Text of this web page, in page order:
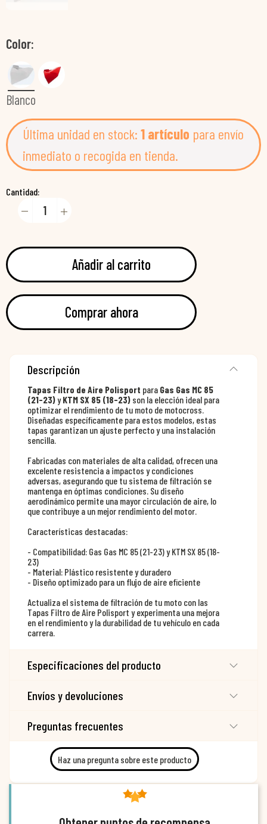
Color
Blanco
Última unidad en stock: 1 artículo para envío
inmediato o recogida en tienda.
Cantidad:
Añadir al carrito
Comprar ahora
Descripción
Tapas Filtro de Aire Polisport para Gas Gas MC 85
(21-23)yKTM SX 85 (18-23) son la elección ideal para
optimizar el rendimiento de tu moto de motocross.
Diseñadas específicamente para estos modelos, estas
tapas garantizan un ajuste perfecto y una instalación
sencilla.
Fabricadas con materiales de alta calidad, ofrecen una
excelente resistencia a impactos y condiciones
adversas, asegurando que tu sistema de filtración se
mantenga en óptimas condiciones. Su diseño
aerodinámico permite una mayor circulación de aire, lo
que contribuye a un mejor rendimiento del motor.
Características destacadas:
- Compatibilidad: Gas Gas MC 85 (21-23) y KTM SX 85 (18-
23)
- Material: Plástico resistente y duradero
- Diseño optimizado para un flujo de aire eficiente
Actualiza el sistema de filtración de tu moto con las
Tapas Filtro de Aire Polisport y experimenta una mejora
en el rendimiento y la durabilidad de tu vehículo en cada
carrera.
Especificaciones del producto
Envíos y devoluciones
Preguntas frecuentes
Haz una pregunta sobre este producto